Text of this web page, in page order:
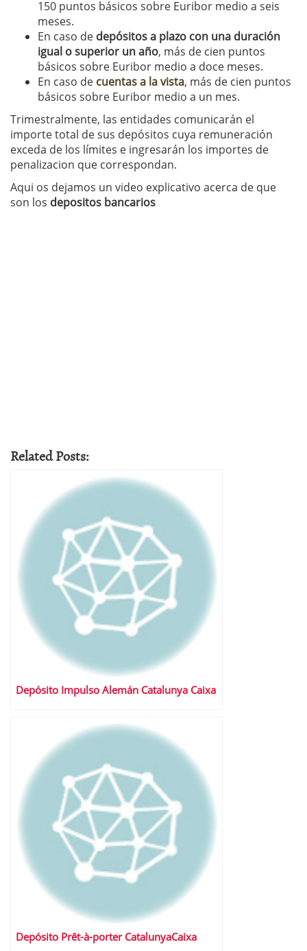
150 puntos básicos sobre Euribor medio a seis
meses.
En caso de depósitos a plazo con una duración
igual o superior un año, más de cien puntos
básicos sobre Euribor medio a doce meses.
En caso de cuentas a la vista, más de cien puntos
básicos sobre Euribor medio a un mes.
Trimestralmente, las entidades comunicarán el
importe total de sus depósitos cuya remuneración
exceda de los límites e ingresarán los importes de
penalizacion que correspondan.
Aqui os dejamos un video explicativo acerca de que
son los depositos bancarios
Related Posts:
Depósito Impulso Alemán Catalunya Caixa
Depósito Prêt-à-porter CatalunyaCaixa